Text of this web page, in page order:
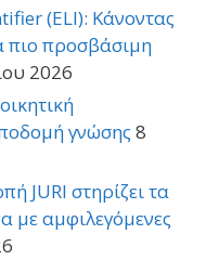
(ELI): Κάνοντας
πιο προσβάσιμη
2026
γνώσης 8
JURI στηρίζει τα
με αμφιλεγόμενες